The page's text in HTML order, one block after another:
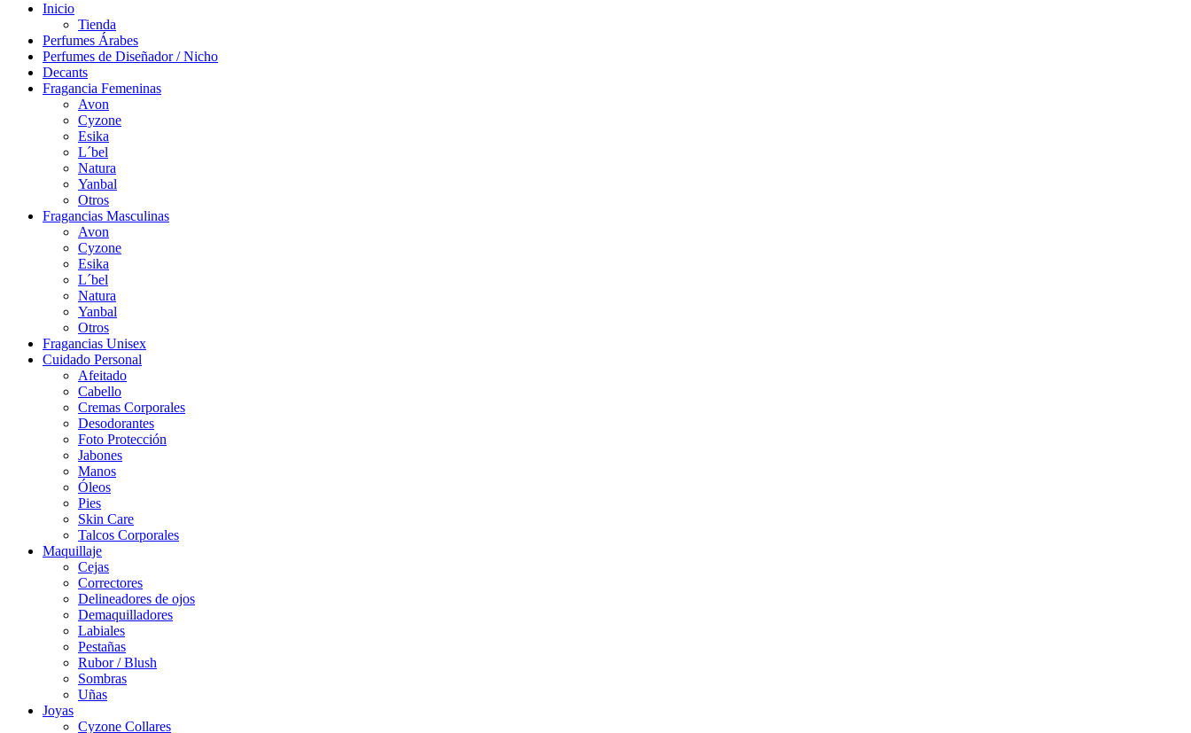
Inicio
Tienda
Perfumes Árabes
Perfumes de Diseñador / Nicho
Decants
Fragancia Femeninas
Avon
Cyzone
Esika
L´bel
Natura
Yanbal
Otros
Fragancias Masculinas
Avon
Cyzone
Esika
L´bel
Natura
Yanbal
Otros
Fragancias Unisex
Cuidado Personal
Afeitado
Cabello
Cremas Corporales
Desodorantes
Foto Protección
Jabones
Manos
Óleos
Pies
Skin Care
Talcos Corporales
Maquillaje
Cejas
Correctores
Delineadores de ojos
Demaquilladores
Labiales
Pestañas
Rubor / Blush
Sombras
Uñas
Joyas
Cyzone Collares